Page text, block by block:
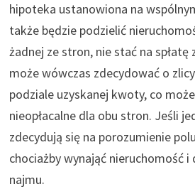
hipoteka ustanowiona na
także będzie podzielić
żadnej ze stron, nie stać na spłatę
może wówczas zdecydować o
podziale uzyskanej kwoty, co
nieopłacalne dla obu stron. Jeśli
zdecydują się na porozumienie
chociażby wynająć nieruchomość i
najmu.